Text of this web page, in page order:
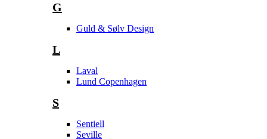
G
Guld & Sølv Design
L
Laval
Lund Copenhagen
S
Sentiell
Seville